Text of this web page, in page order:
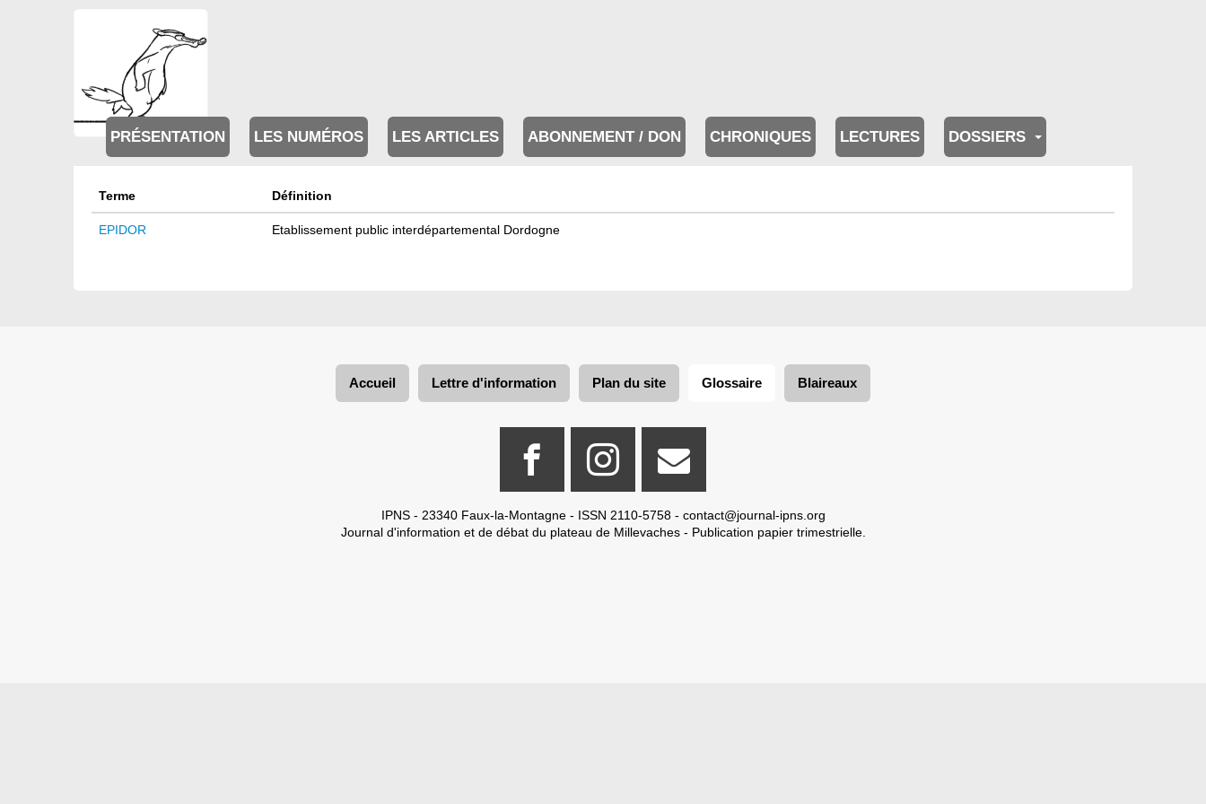
PRÉSENTATION LES NUMÉROS LES ARTICLES ABONNEMENT / DON CHRONIQUES LECTURES DOSSIERS
Terme Définition
EPIDOR Etablissement public interdépartemental Dordogne
Accueil Lettre d'information Plan du site Glossaire Blaireaux
IPNS - 23340 Faux-la-Montagne - ISSN 2110-5758 - contact@journal-ipns.org
Journal d'information et de débat du plateau de Millevaches - Publication papier trimestrielle.